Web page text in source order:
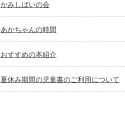
かみしばいの会
あかちゃんの時間
おすすめの本紹介
夏休み期間の児童書のご利用について